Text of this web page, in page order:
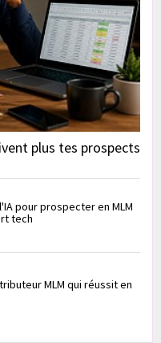
plus tes prospects
pour prospecter en MLM
tech
MLM qui réussit en